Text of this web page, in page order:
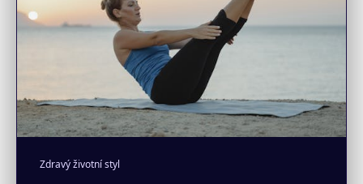
Zdravý životní styl